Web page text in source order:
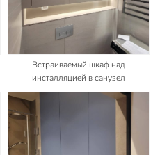
Встраиваемый шкаф над
инсталляцией в санузел